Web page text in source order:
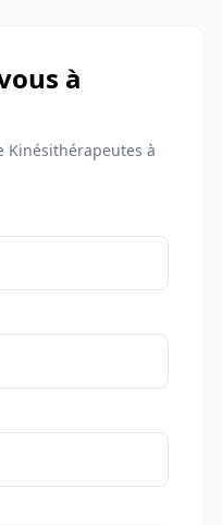
à
Kinésithérapeutes à